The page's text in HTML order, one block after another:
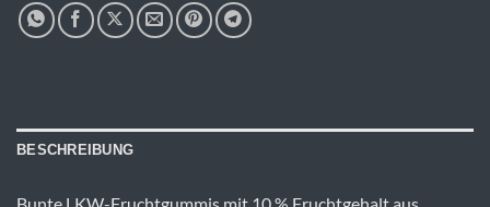
BESCHREIBUNG